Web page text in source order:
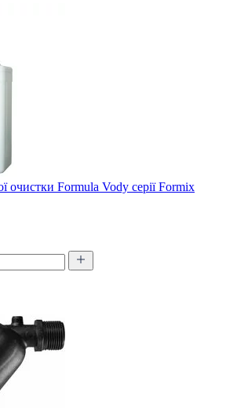
очистки Formula Vody серії Formix